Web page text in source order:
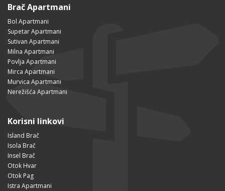
Brač Apartmani
Bol Apartmani
Supetar Apartmani
Sutivan Apartmani
Milna Apartmani
Povlja Apartmani
Mirca Apartmani
Murvica Apartmani
Nerežišća Apartmani
Korisni linkovi
Island Brač
Isola Brač
Insel Brač
Otok Hvar
Otok Pag
Istra Apartmani